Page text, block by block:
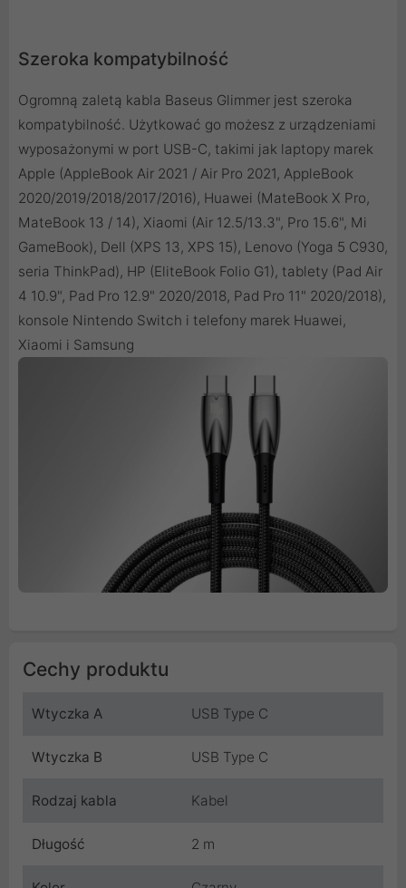
Szeroka kompatybilność
Ogromną zaletą kabla Baseus Glimmer jest szeroka
kompatybilność. Użytkować go możesz z urządzeniami
wyposażonymi w port USB-C, takimi jak laptopy marek
Apple (AppleBook Air 2021 / Air Pro 2021, AppleBook
2020/2019/2018/2017/2016), Huawei (MateBook X Pro,
MateBook 13 / 14), Xiaomi (Air 12.5/13.3", Pro 15.6", Mi
GameBook), Dell (XPS 13, XPS 15), Lenovo (Yoga 5 C930,
seria ThinkPad), HP (EliteBook Folio G1), tablety (Pad Air
4 10.9", Pad Pro 12.9" 2020/2018, Pad Pro 11" 2020/2018),
konsole Nintendo Switch i telefony marek Huawei,
Xiaomi i Samsung
Cechy produktu
Wtyczka A USB Type C
Wtyczka B USB Type C
Rodzaj kabla Kabel
Długość 2 m